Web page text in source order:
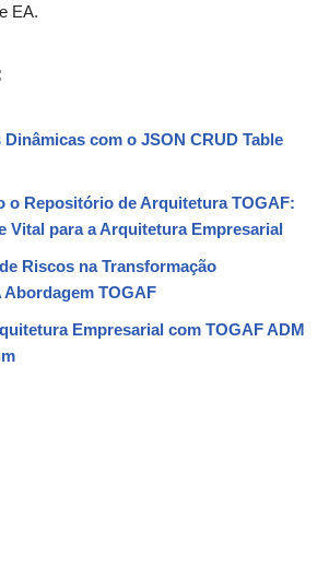
EA.
com o JSON CRUD Table
o Repositório de Arquitetura TOGAF:
Vital para a Arquitetura Empresarial
Riscos na Transformação
TOGAF
Empresarial com TOGAF ADM